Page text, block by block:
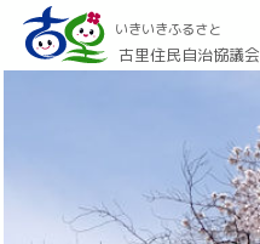
いきいきふるさと
古里住民自治協議会